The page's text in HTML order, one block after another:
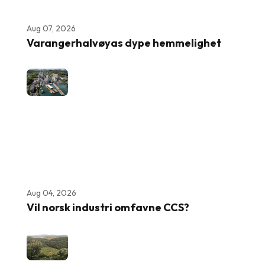
Aug 07, 2026
Varangerhalvøyas dype hemmelighet
Aug 04, 2026
Vil norsk industri omfavne CCS?